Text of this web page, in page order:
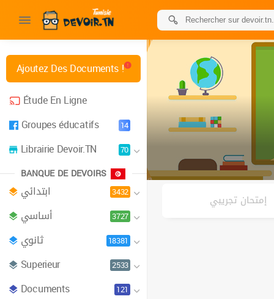
Ajoutez Des Documents !
Étude En Ligne
Groupes éducatifs
14
Librairie Devoir.TN 70
BANQUE DE DEVOIRS
ابتدائي 3432
أساسي 3727
ثانوي 18381
Superieur 2533
Documents 121
إمتحان تجريبي